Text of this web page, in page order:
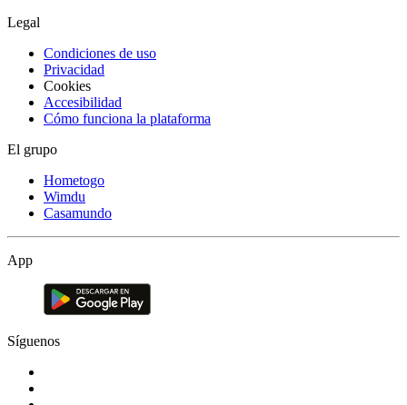
Legal
Condiciones de uso
Privacidad
Cookies
Accesibilidad
Cómo funciona la plataforma
El grupo
Hometogo
Wimdu
Casamundo
App
Síguenos